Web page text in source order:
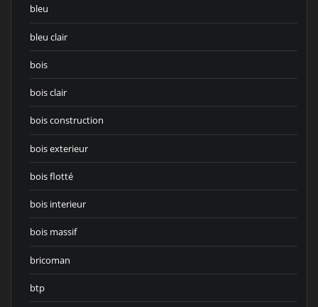
bleu
bleu clair
bois
bois clair
bois construction
bois exterieur
bois flotté
bois interieur
bois massif
bricoman
btp